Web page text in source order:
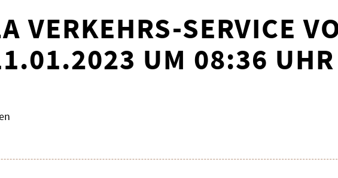
VERKEHRS-SERVICE
UM 08:36 UHR